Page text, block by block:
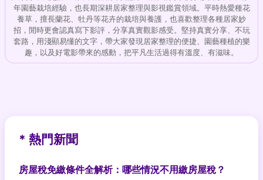
年園藝栽培經驗，也長期深耕居家整理與影視鑑賞領域。平時熱愛種花
養草，擅長蘭花、牡丹等花卉的栽培與養護，也喜歡整理各種居家妙
招，閒時更會認真寫下影評，分享真實觀影感受。堅持真實分享、不玩
套路，用淺顯易懂的文字，帶大家發現居家整理的便捷、園藝種植的樂
趣，以及好電影帶來的感動，把平凡生活過得有溫度、有滋味。
* 熱門新聞
房屋稅免繳條件全解析：哪些情況不用繳房屋稅？